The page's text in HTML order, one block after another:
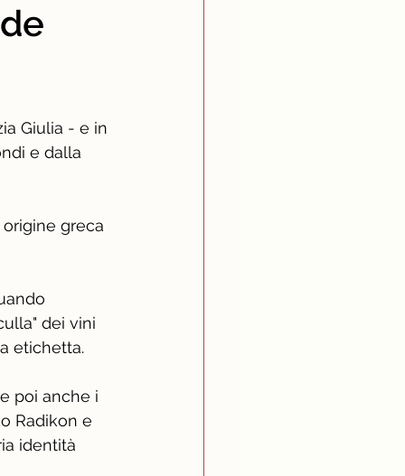
Giulia - e in
e dalla
greca
dei vini
etichetta.
poi anche i
Radikon e
identità